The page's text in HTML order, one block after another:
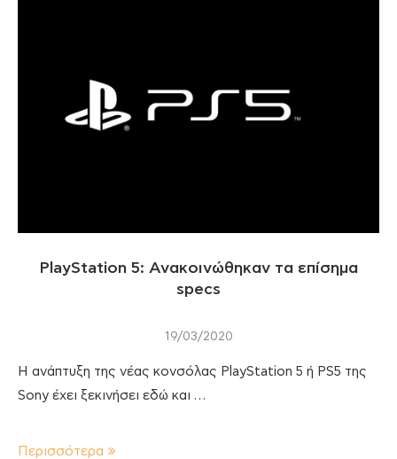
PlayStation 5: Ανακοινώθηκαν τα επίσημα
specs
19/03/2020
H ανάπτυξη της νέας κονσόλας PlayStation 5 ή PS5 της
Sony έχει ξεκινήσει εδώ και …
Περισσότερα